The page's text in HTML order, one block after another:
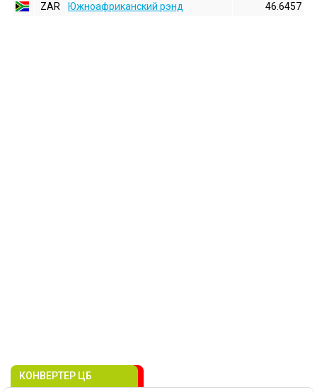
ZAR
Южноафриканский рэнд 46.6457
КОНВЕРТЕР ЦБ